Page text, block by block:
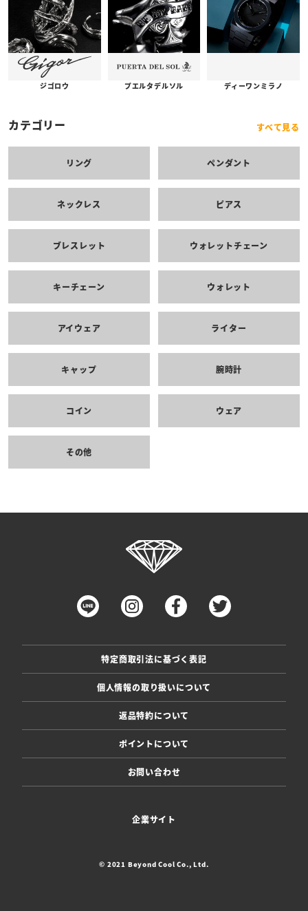
ジゴロウ プエルタデルソル ディーワンミラノ
カテゴリー すべて見る
リング ペンダント
ネックレス ピアス
ブレスレット ウォレットチェーン
キーチェーン ウォレット
アイウェア ライター
キャップ 腕時計
コイン ウェア
その他
特定商取引法に基づく表記
個人情報の取り扱いについて
返品特約について
ポイントについて
お問い合わせ
企業サイト
© 2021 Beyond Cool Co., Ltd.